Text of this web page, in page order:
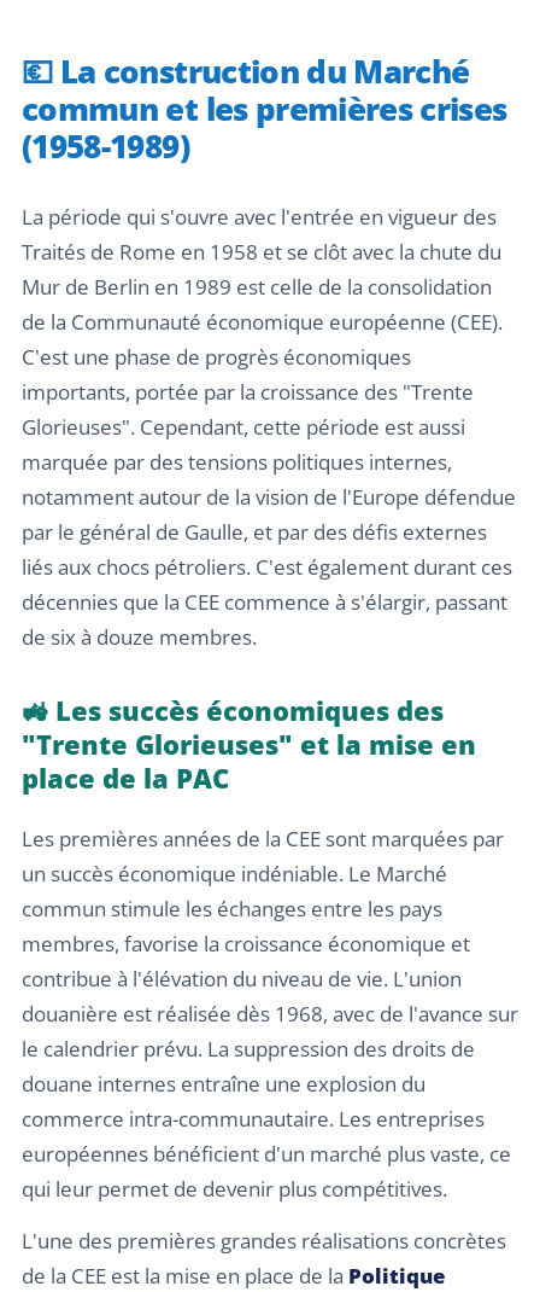
💶 La construction du Marché
commun et les premières crises
(1958-1989)
La période qui s'ouvre avec l'entrée en vigueur des
Traités de Rome en 1958 et se clôt avec la chute du
Mur de Berlin en 1989 est celle de la consolidation
de la Communauté économique européenne (CEE).
C'est une phase de progrès économiques
importants, portée par la croissance des "Trente
Glorieuses". Cependant, cette période est aussi
marquée par des tensions politiques internes,
notamment autour de la vision de l'Europe défendue
par le général de Gaulle, et par des défis externes
liés aux chocs pétroliers. C'est également durant ces
décennies que la CEE commence à s'élargir, passant
de six à douze membres.
🚜 Les succès économiques des
"Trente Glorieuses" et la mise en
place de la PAC
Les premières années de la CEE sont marquées par
un succès économique indéniable. Le Marché
commun stimule les échanges entre les pays
membres, favorise la croissance économique et
contribue à l'élévation du niveau de vie. L'union
douanière est réalisée dès 1968, avec de l'avance sur
le calendrier prévu. La suppression des droits de
douane internes entraîne une explosion du
commerce intra-communautaire. Les entreprises
européennes bénéficient d'un marché plus vaste, ce
qui leur permet de devenir plus compétitives.
L'une des premières grandes réalisations concrètes
de la CEE est la mise en place de la Politique